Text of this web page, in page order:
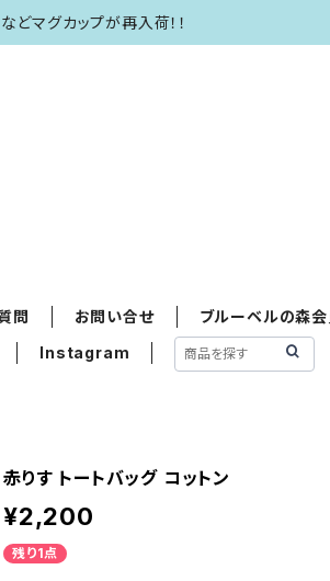
どマグカップが再入荷！！
問 お問い合せ ブルーベルの森会
Instagram
赤りす トートバッグ コットン
¥2,200
残り1点